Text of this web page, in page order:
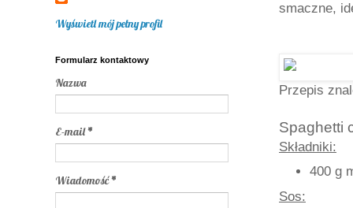
smaczne,
Przepis
Spaghetti
Składniki:
400 g
Sos:
Wyświetl mój pełny profil
Formularz kontaktowy
Nazwa
E-mail*
Wiadomość*